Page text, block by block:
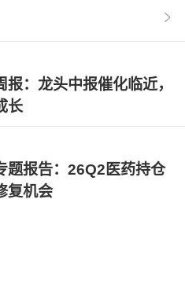
倍。公司是医药研发服务龙
报：龙头中报催化临近，
长
题报告：26Q2医药持仓
复机会